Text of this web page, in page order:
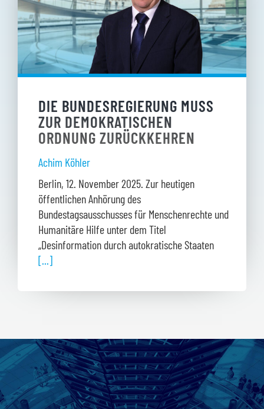
DIE BUNDESREGIERUNG MUSS
ZUR DEMOKRATISCHEN
ORDNUNG ZURÜCKKEHREN
Achim Köhler
Berlin, 12. November 2025. Zur heutigen
öffentlichen Anhörung des
Bundestagsausschusses für Menschenrechte und
Humanitäre Hilfe unter dem Titel
„Desinformation durch autokratische Staaten
[...]